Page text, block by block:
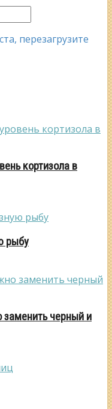
перезагрузите
кортизола в
рыбу
черный и